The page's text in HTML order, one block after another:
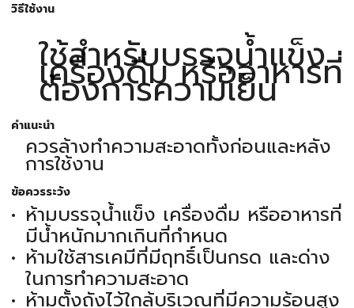
วิธีใช้งาน
ใช้สำหรับบรรจุน้ำแข็ง
เครื่องดื่ม หรืออาหารที่
ต้องการความเย็น
คำแนะนำ
ควรล้างทำความสะอาดทั้งก่อนและหลัง
การใช้งาน
ข้อควรระวัง
ห้ามบรรจุน้ำแข็ง เครื่องดื่ม หรืออาหารที่
มีน้ำหนักมากเกินที่กำหนด
ห้ามใช้สารเคมีที่มีฤทธิ์เป็นกรด และด่าง
ในการทำความสะอาด
ห้ามตั้งถังไว้ใกล้บริเวณที่มีความร้อนสูง